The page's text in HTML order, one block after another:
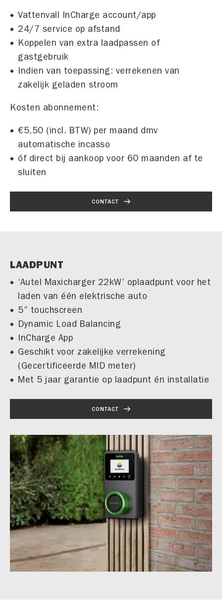
Vattenvall InCharge account/app
24/7 service op afstand
Koppelen van extra laadpassen of
gastgebruik
Indien van toepassing: verrekenen van
zakelijk geladen stroom
Kosten abonnement:
€5,50 (incl. BTW) per maand dmv
automatische incasso
óf direct bij aankoop voor 60 maanden af te
sluiten
CONTACT
LAADPUNT
‘Autel Maxicharger 22kW’ oplaadpunt voor het
laden van één elektrische auto
5” touchscreen
Dynamic Load Balancing
InCharge App
Geschikt voor zakelijke verrekening
(Gecertificeerde MID meter)
Met 5 jaar garantie op laadpunt én installatie
CONTACT